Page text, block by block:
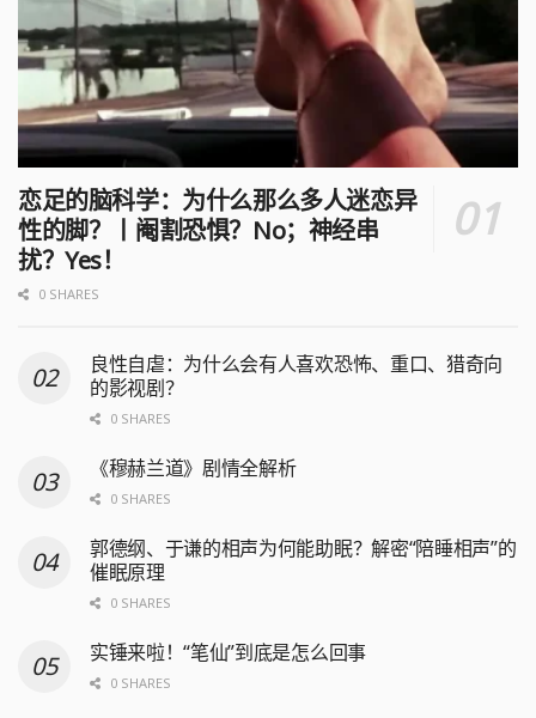
恋足的脑科学：为什么那么多人迷恋异
性的脚？丨阉割恐惧？No；神经串
扰？Yes！
0 SHARES
良性自虐：为什么会有人喜欢恐怖、重口、猎奇向
的影视剧？
0 SHARES
《穆赫兰道》剧情全解析
0 SHARES
郭德纲、于谦的相声为何能助眠？解密“陪睡相声”的
催眠原理
0 SHARES
实锤来啦！“笔仙”到底是怎么回事
0 SHARES